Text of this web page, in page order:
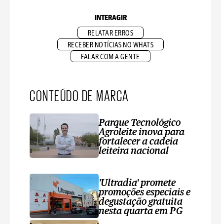
INTERAGIR
RELATAR ERROS
RECEBER NOTÍCIAS NO WHATS
FALAR COM A GENTE
CONTEÚDO DE MARCA
Parque Tecnológico
Agroleite inova para
fortalecer a cadeia
leiteira nacional
'Ultradia' promete
promoções especiais e
degustação gratuita
nesta quarta em PG